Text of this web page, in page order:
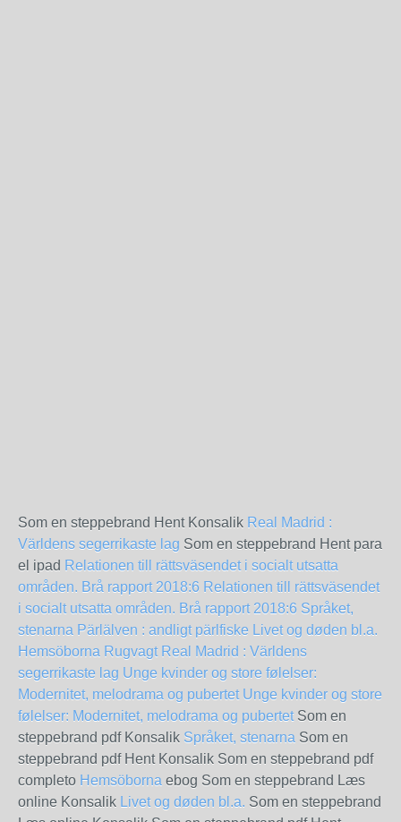
Som en steppebrand Hent Konsalik Real Madrid :
Världens segerrikaste lag Som en steppebrand Hent para
el ipad Relationen till rättsväsendet i socialt utsatta
områden. Brå rapport 2018:6 Relationen till rättsväsendet
i socialt utsatta områden. Brå rapport 2018:6 Språket,
stenarna Pärlälven : andligt pärlfiske Livet og døden bl.a.
Hemsöborna Rugvagt Real Madrid : Världens
segerrikaste lag Unge kvinder og store følelser:
Modernitet, melodrama og pubertet Unge kvinder og store
følelser: Modernitet, melodrama og pubertetSom en
steppebrand pdf Konsalik Språket, stenarna Som en
steppebrand pdf Hent Konsalik Som en steppebrand pdf
completo Hemsöborna ebog Som en steppebrand Læs
online Konsalik Livet og døden bl.a. Som en steppebrand